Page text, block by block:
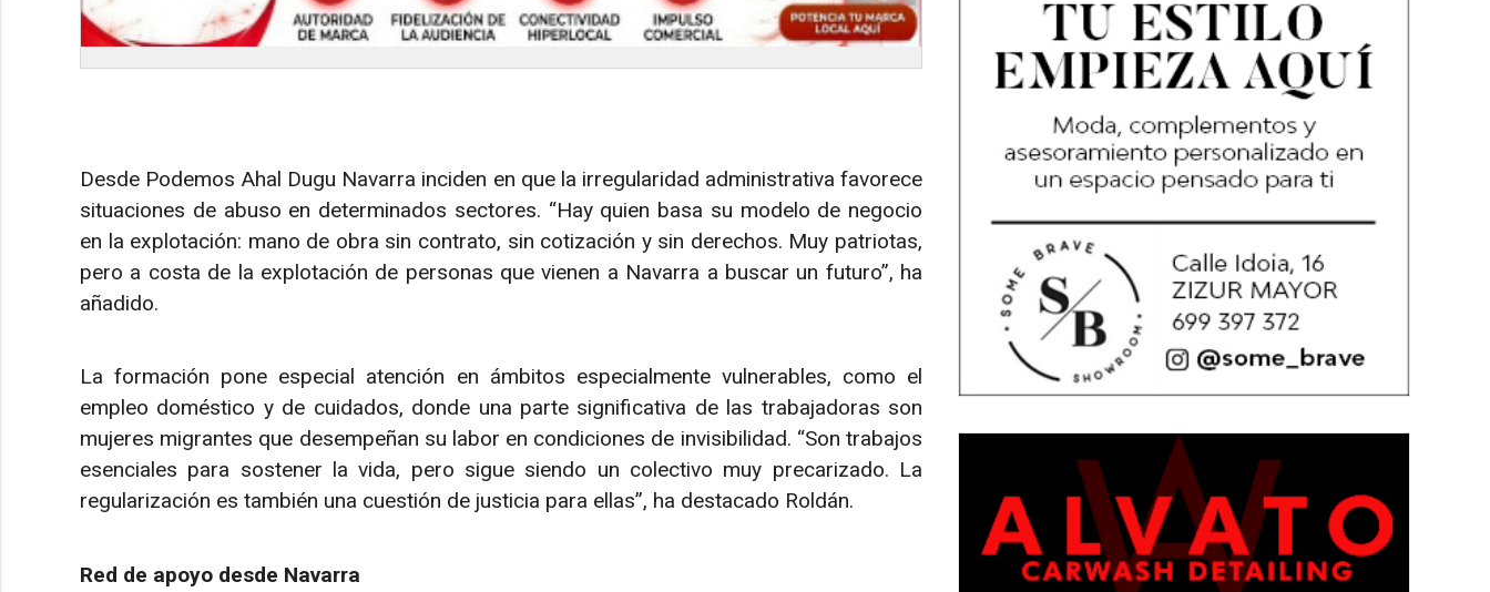
Desde Podemos Ahal Dugu Navarra inciden en que la irregularidad administrativa favorece
situaciones de abuso en determinados sectores. “Hay quien basa su modelo de negocio
en la explotación: mano de obra sin contrato, sin cotización y sin derechos. Muy patriotas,
pero a costa de la explotación de personas que vienen a Navarra a buscar un futuro”, ha
añadido.
La formación pone especial atención en ámbitos especialmente vulnerables, como el
empleo doméstico y de cuidados, donde una parte significativa de las trabajadoras son
mujeres migrantes que desempeñan su labor en condiciones de invisibilidad. “Son trabajos
esenciales para sostener la vida, pero sigue siendo un colectivo muy precarizado. La
regularización es también una cuestión de justicia para ellas”, ha destacado Roldán.
Red de apoyo desde Navarra